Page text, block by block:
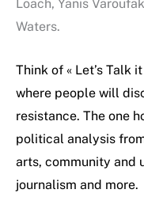
Loach, Yanis
Waters.
Think of « Let’s Talk
where people will
resistance. The one
political analysis
arts, community and
journalism and more.